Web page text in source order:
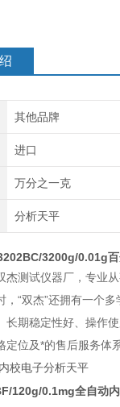
其他品牌
进口
万分之一克
分析天平
3200g/0.01g
试仪器厂，专业从事
，“双杰”还拥有一个
长期稳定性好、操作
定位及*的售后服务体
校电子分析天平
120g/0.1mg全自动